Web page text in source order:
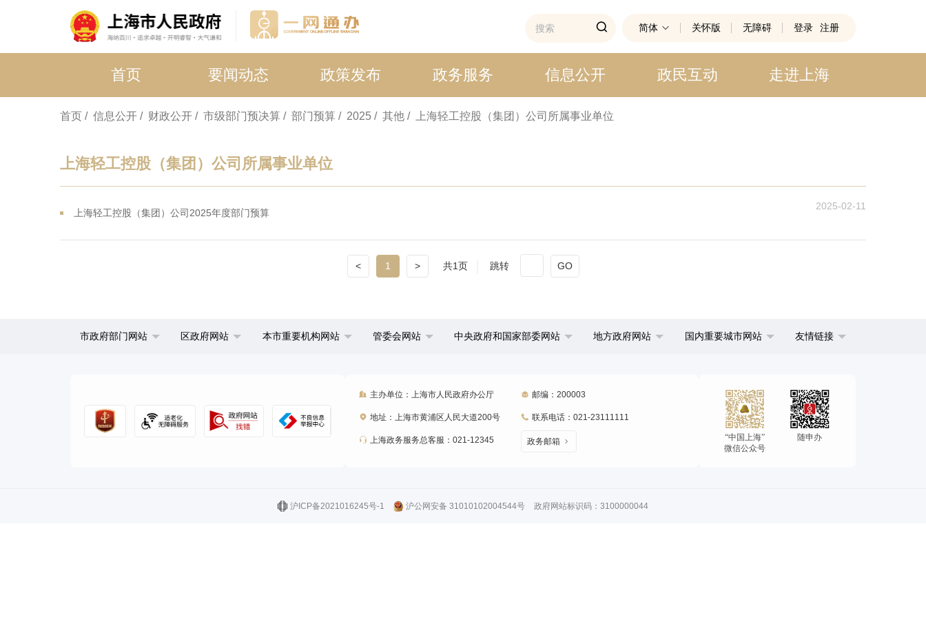
简体 关怀版 无障碍 登录 注册
首页 要闻动态 政策发布 政务服务 信息公开 政民互动 走进上海
首页 / 信息公开 / 财政公开 / 市级部门预决算 / 部门预算 / 2025 / 其他 / 上海轻工控股（集团）公司所属事业单位
上海轻工控股（集团）公司所属事业单位
上海轻工控股（集团）公司2025年度部门预算
2025-02-11
< 1 > 共1页 跳转 GO
市政府部门网站 区政府网站 本市重要机构网站 管委会网站 中央政府和国家部委网站 地方政府网站 国内重要城市网站 友情链接
主办单位：上海市人民政府办公厅
地址：上海市黄浦区人民大道200号
上海政务服务总客服：021-12345
邮编：200003
联系电话：021-23111111
政务邮箱
“中国上海”
微信公众号
随申办
沪ICP备2021016245号-1 沪公网安备 31010102004544号 政府网站标识码：3100000044